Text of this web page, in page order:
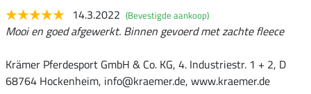
14.3.2022 (Bevestigde aankoop)
Mooi en goed afgewerkt. Binnen gevoerd met zachte fleece
Krämer Pferdesport GmbH & Co. KG, 4. Industriestr. 1 + 2, D
68764 Hockenheim, info@kraemer.de, www.kraemer.de